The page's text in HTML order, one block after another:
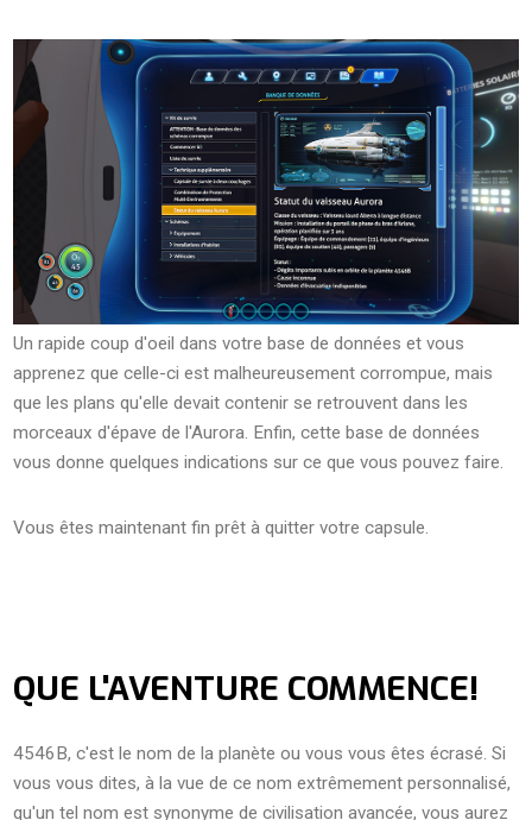
Un rapide coup d'oeil dans votre base de données et vous
apprenez que celle-ci est malheureusement corrompue, mais
que les plans qu'elle devait contenir se retrouvent dans les
morceaux d'épave de l'Aurora. Enfin, cette base de données
vous donne quelques indications sur ce que vous pouvez faire.
Vous êtes maintenant fin prêt à quitter votre capsule.
QUE L'AVENTURE COMMENCE!
4546B, c'est le nom de la planète ou vous vous êtes écrasé. Si
vous vous dites, à la vue de ce nom extrêmement personnalisé,
qu'un tel nom est synonyme de civilisation avancée, vous aurez